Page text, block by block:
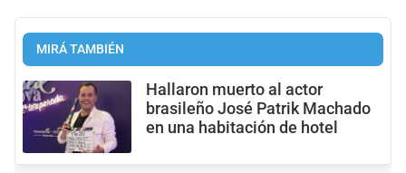
MIRÁ TAMBIÉN
Hallaron muerto al actor
brasileño José Patrik Machado
en una habitación de hotel